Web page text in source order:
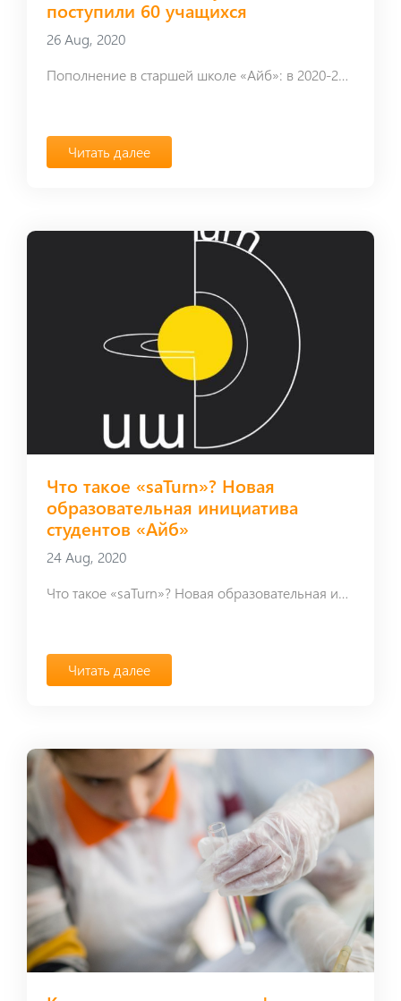
поступили 60 учащихся
26 Aug, 2020
Пополнение в старшей школе «Айб»: в 2020-2021 уч. г. в «Айб» поступили 60 учащихся
Читать далее
Что такое «saTurn»? Новая
образовательная инициатива
студентов «Айб»
24 Aug, 2020
Что такое «saTurn»? Новая образовательная инициатива студентов «Айб»
Читать далее